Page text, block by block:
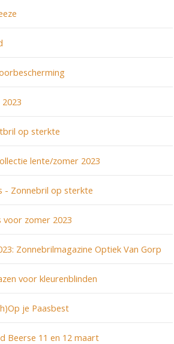
op sterkte
lente/zomer 2023
- Zonnebril op sterkte
zomer 2023
Zonnebrilmagazine Optiek Van Gorp
voor kleurenblinden
je Paasbest
Beerse 11 en 12 maart